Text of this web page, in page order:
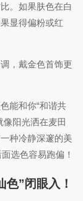
。如果肤色在白
果显得偏粉或红
，戴金色首饰更
能和你“和谐共
像阳光洒在麦田
种冷静深邃的美
选色容易跑偏！
”闭眼入！